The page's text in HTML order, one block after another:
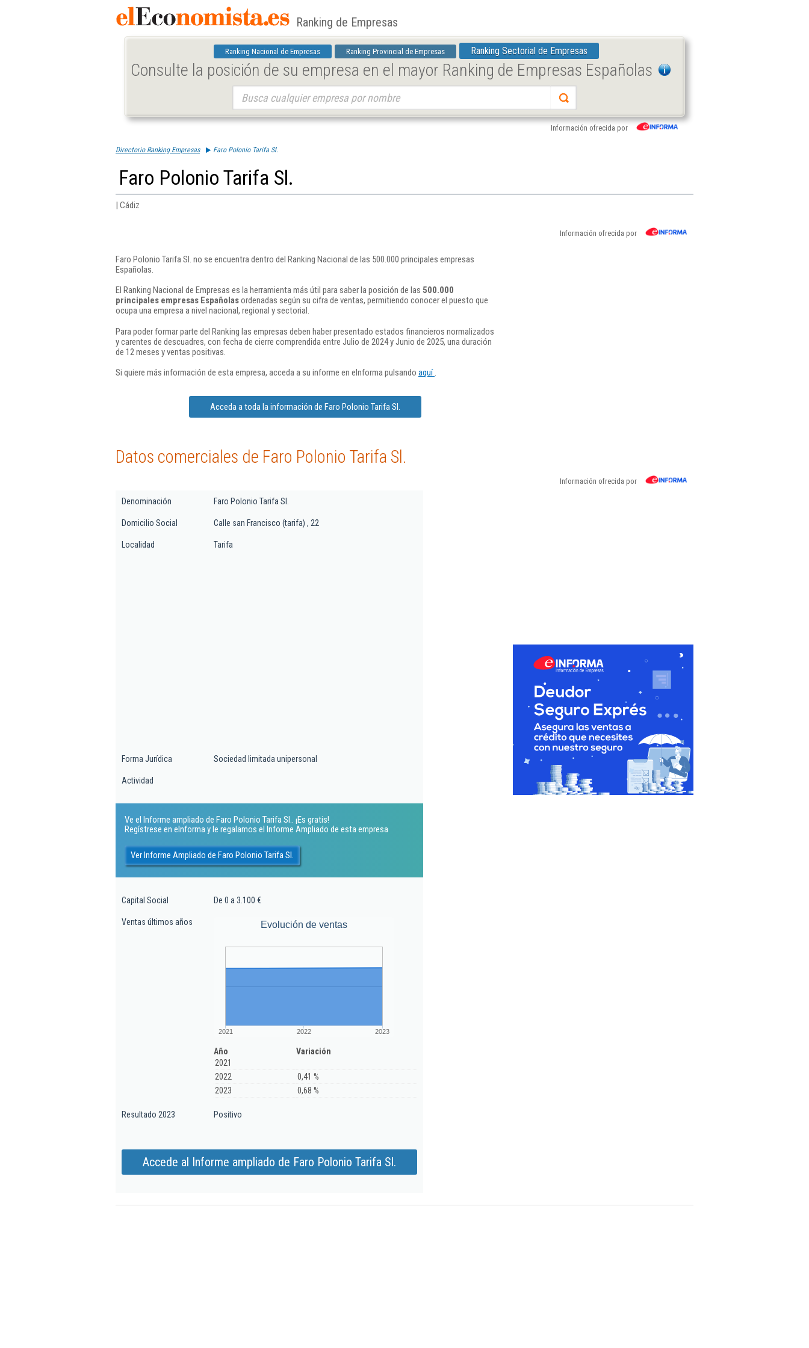
Ranking de Empresas
Ranking Nacional de Empresas Ranking Provincial de Empresas Ranking Sectorial de Empresas
Consulte la posición de su empresa en el mayor Ranking de Empresas Españolas
Información ofrecida por
Directorio Ranking Empresas Faro Polonio Tarifa Sl.
Faro Polonio Tarifa Sl.
| Cádiz
Información ofrecida por
Faro Polonio Tarifa Sl. no se encuentra dentro del Ranking Nacional de las 500.000 principales empresas
Españolas.
El Ranking Nacional de Empresas es la herramienta más útil para saber la posición de las 500.000
principales empresas Españolasordenadas según su cifra de ventas, permitiendo conocer el puesto que
ocupa una empresa a nivel nacional, regional y sectorial.
Para poder formar parte del Ranking las empresas deben haber presentado estados financieros normalizados
y carentes de descuadres, con fecha de cierre comprendida entre Julio de 2024 y Junio de 2025, una duración
de 12 meses y ventas positivas.
Si quiere más información de esta empresa, acceda a su informe en eInforma pulsando aquí.
Acceda a toda la información de Faro Polonio Tarifa Sl.
Datos comerciales de Faro Polonio Tarifa Sl.
Información ofrecida por
Denominación Faro Polonio Tarifa Sl.
Domicilio Social Calle san Francisco (tarifa) , 22
Localidad Tarifa
Forma Jurídica Sociedad limitada unipersonal
Actividad
Ve el Informe ampliado de Faro Polonio Tarifa Sl.. ¡Es gratis!
Regístrese en eInforma y le regalamos el Informe Ampliado de esta empresa
Ver Informe Ampliado de Faro Polonio Tarifa Sl.
Capital Social De 0 a 3.100 €
Ventas últimos años Evolución de ventas
2021 2022 2023
Año
Variación
2021
2022
0,41 %
2023
0,68 %
Resultado 2023 Positivo
Accede al Informe ampliado de Faro Polonio Tarifa Sl.